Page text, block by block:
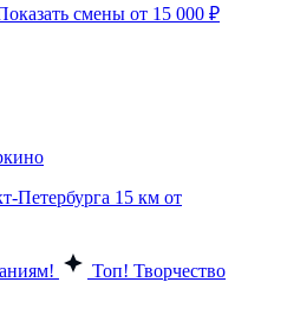
смены от 15 000 ₽
Петербурга 15 км от
Топ! Творчество